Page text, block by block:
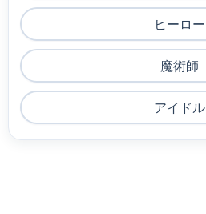
ヒーロー
魔術師
アイドル